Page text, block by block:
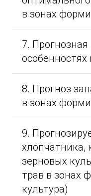
в зонах
7.
особенностях
8. Прогноз
в зонах
9.
хлопчатника,
зерновых
трав в зонах
культура)